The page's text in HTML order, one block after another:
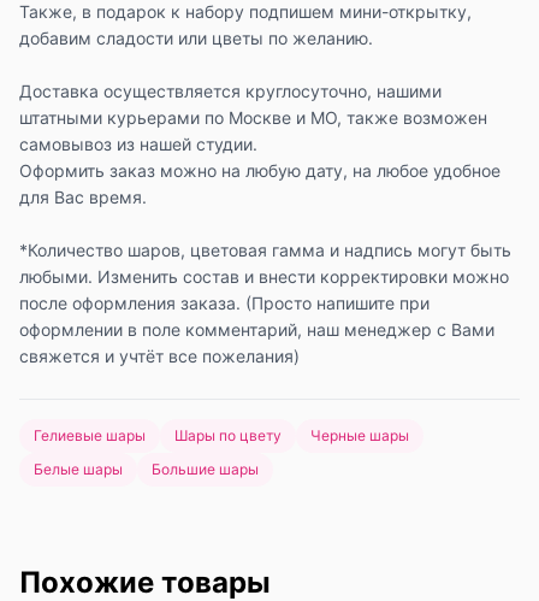
Также, в подарок к набору подпишем мини-открытку,
добавим сладости или цветы по желанию.
Доставка осуществляется круглосуточно, нашими
штатными курьерами по Москве и МО, также возможен
самовывоз из нашей студии.
Оформить заказ можно на любую дату, на любое удобное
для Вас время.
*Количество шаров, цветовая гамма и надпись могут быть
любыми. Изменить состав и внести корректировки можно
после оформления заказа. (Просто напишите при
оформлении в поле комментарий, наш менеджер с Вами
свяжется и учтёт все пожелания)
Гелиевые шары Шары по цвету
Черные шары
Белые шары
Большие шары
Похожие товары